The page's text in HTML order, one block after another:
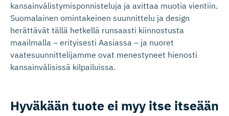
kansainvälistymisponnisteluja ja avittaa muotia vientiin.
Suomalainen omintakeinen suunnittelu ja design
herättävät tällä hetkellä runsaasti kiinnostusta
maailmalla – erityisesti Aasiassa – ja nuoret
vaatesuunnittelijamme ovat menestyneet hienosti
kansainvälisissä kilpailuissa.
Hyväkään tuote ei myy itse itseään